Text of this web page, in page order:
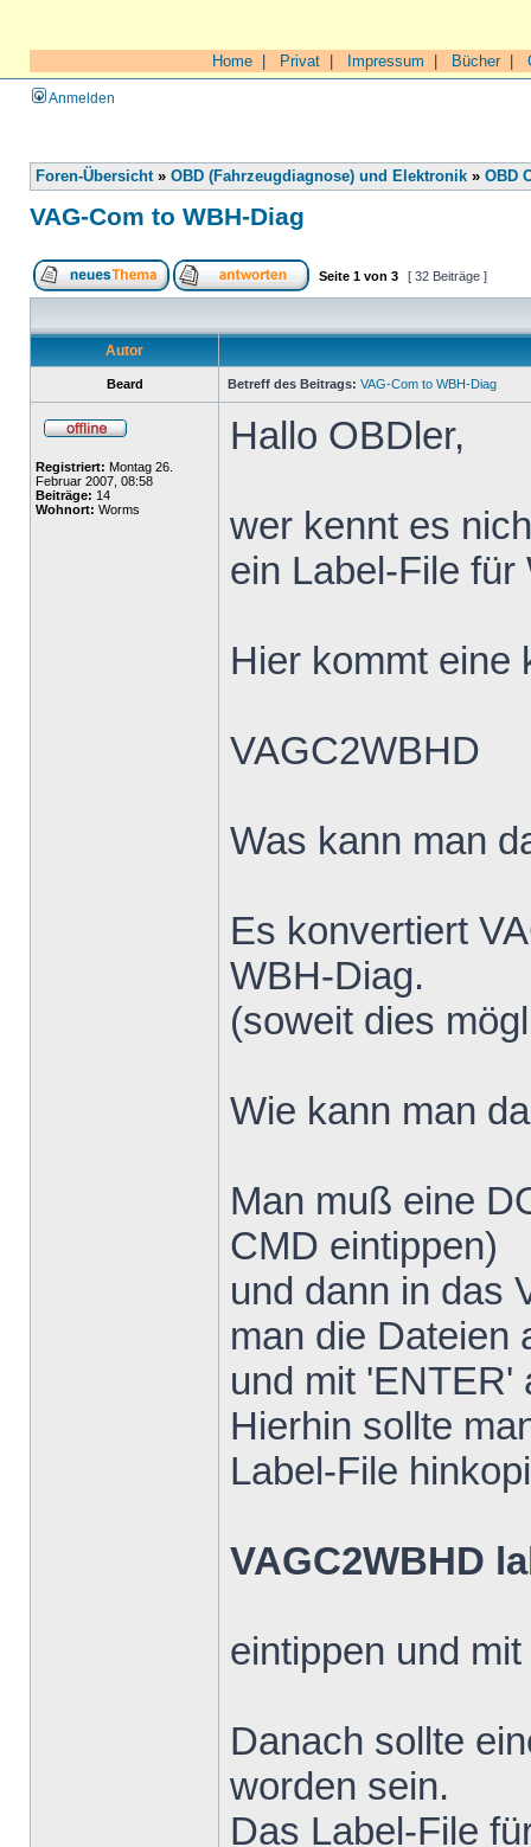
Home Privat Impressum Bücher|
Anmelden
Foren-Übersicht» OBD (Fahrzeugdiagnose) und Elektronik » OBD
VAG-Com to WBH-Diag
Seite 1 von 3 [ 32 Beiträge ]
Autor
Beard Betreff des Beitrags: VAG-Com to WBH-Diag
Registriert: Montag 26.
Februar 2007, 08:58
Beiträge: 14
Wohnort: Worms
Hallo OBDler,
wer kennt es
ein Label-File
Hier kommt eine
VAGC2WBHD
Was kann man
Es konvertiert
WBH-Diag.
(soweit dies
Wie kann man
Man muß eine
CMD eintippen)
und dann in das
man die Dateien
und mit 'ENTER'
Hierhin sollte
Label-File
VAGC2WBHD
eintippen und
Danach sollte
worden sein.
Das Label-File